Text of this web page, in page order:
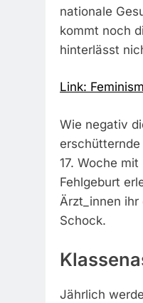
nationale
kommt noch
hinterlässt
Link:
Wie negativ
17. Woche
Fehlgeburt
Ärzt_innen
Schock.
Jährlich